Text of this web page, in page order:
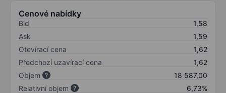
Cenové nabídky
Bid
1,58
Ask
1,59
Otevírací cena
1,62
Předchozí uzavírací cena
1,62
Objem
18 587,00
Relativní objem
6,73%